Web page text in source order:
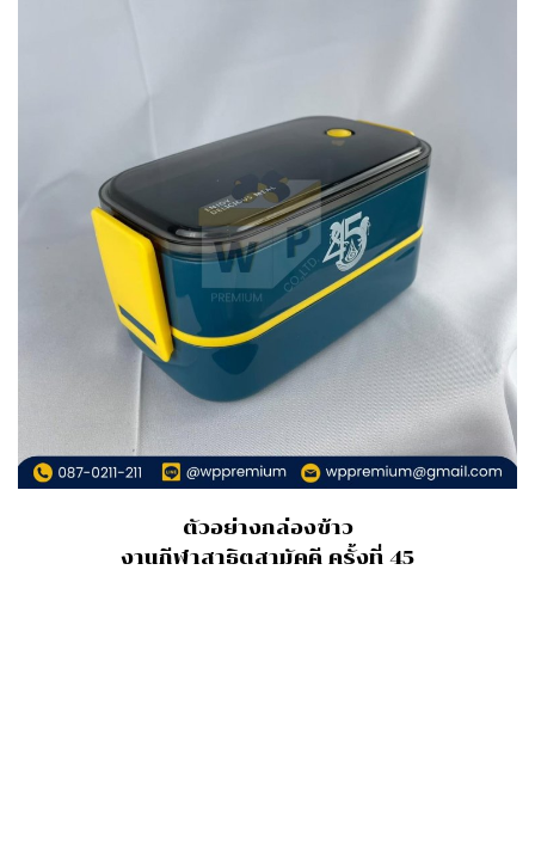
ตัวอย่างกล่องข้าว
งานกีฬาสาธิตสามัคคี ครั้งที่ 45